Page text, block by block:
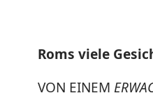
Roms viele
VON EINEM